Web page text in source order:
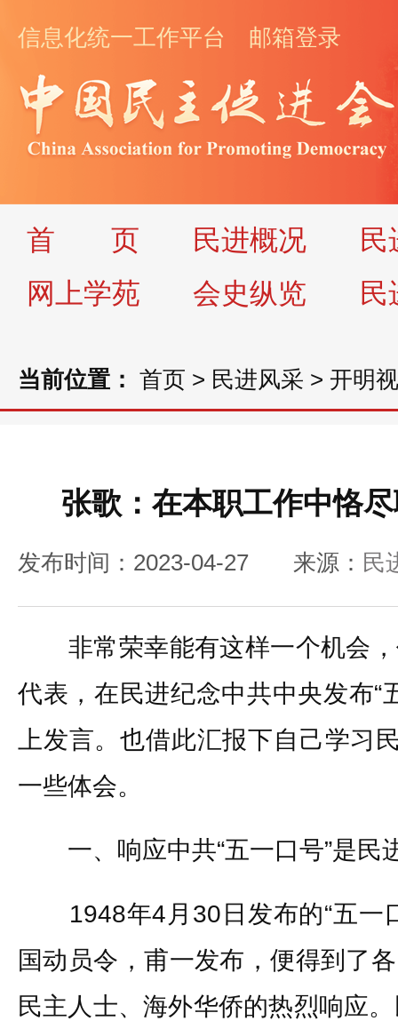
信息化统一工作平台 邮箱登录
首 页 民进概况
民
网上学苑
会史纵览 民
当前位置： 首页 > 民进风采 > 开明
张歌：在本职工作中恪
发布时间：2023-04-27 来源： 民
非常荣幸能有这样一个机会，
代表，在民进纪念中共中央发布“
上发言。也借此汇报下自己学习
一些体会。
一、响应中共“五一口号”是民
1948年4月30日发布的“五一
国动员令，甫一发布，便得到了
民主人士、海外华侨的热烈响应